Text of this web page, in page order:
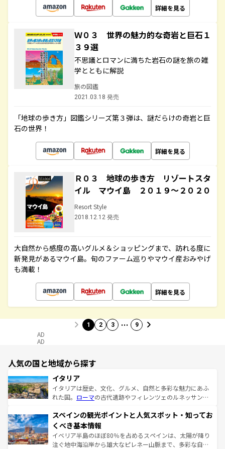
詳細を見る
Ｗ０３ 世界の魅力的な奇岩と巨石１
３９選
不思議とロマンに満ちた岩石の謎を旅の雑
学とともに解説
旅の図鑑
2021.03.18 発売
「地球の歩き方」図鑑シリーズ第３弾は、謎だらけの奇岩と巨
石の世界！
詳細を見る
Ｒ０３ 地球の歩き方 リゾートスタ
イル マウイ島 ２０１９～２０２０
Resort Style
2018.12.12 発売
大自然から感度の高いグルメ＆ショッピングまで、訪れる度に
新発見があるマウイ島。旬のファーム巡りやマウイ産おみやげ
も満載！
詳細を見る
1 2 3 … 9
AD
AD
人気の国と地域から探す
イタリア
イタリアは歴史、文化、グルメ、自然と多彩な魅力にあふ
れた国。 ローマの古代遺跡やフィレンツェのルネッサンス
ろん、トスカーナの美しい田園風景やアマルフィ海岸の絶
景など、自然景観も見逃せない。観光の合間には、本場の
ピザやパスタなど、絶品のイタリア料理を堪能することも
できる。朝目覚めてから夜眠るまで、すべての瞬間を楽し
スペインの観光ポイントと人気スポット・知ってお
くべき基本情報
イベリア半島のほぼ80％を占めるスペインは、太陽が降り
注ぐ地中海沿岸から雄大なピレネー山脈まで、多彩な自然